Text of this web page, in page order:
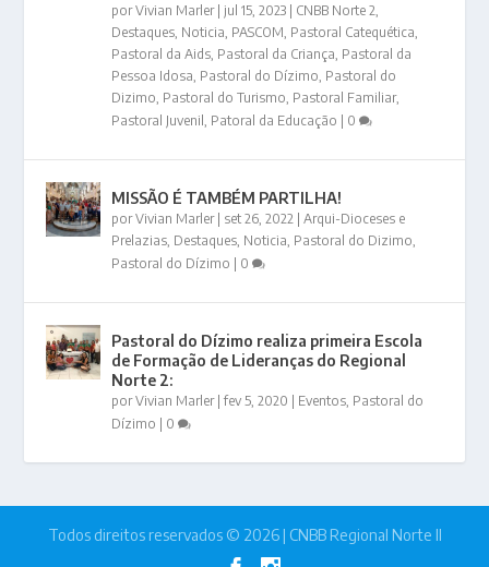
porVivian Marler| jul 15, 2023 CNBB Norte 2
Destaques Noticia PASCOM Pastoral Catequética
Pastoral da Aids Pastoral da Criança Pastoral da
Pessoa Idosa Pastoral do Dízimo Pastoral do
Dizimo Pastoral do Turismo Pastoral Familiar,
Pastoral Juvenil
Patoral da Educação 0
MISSÃO É TAMBÉM PARTILHA!
porVivian Marler| set 26, 2022 |Arqui-Dioceses e
Prelazias Destaques Noticia Pastoral do Dizimo
Pastoral do Dízimo
0
Pastoral do Dízimo realiza primeira Escola
de Formação de Lideranças do Regional
Norte 2:
porVivian Marler|fev 5, 2020 Eventos Pastoral do
Dízimo
0
Todos direitos reservados © 2026 | CNBB Regional Norte II